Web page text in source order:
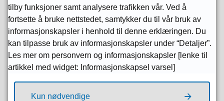
Kontaktkort
tilby funksjoner samt analysere trafikken vår. Ved å
fortsette å bruke nettstedet, samtykker du til vår bruk av
informasjonskapsler i henhold til denne erklæringen. Du
kan tilpasse bruk av informasjonskapsler under “Detaljer”.
Les mer om personvern og informasjonskapsler [lenke til
artikkel med widget: Informasjonskapsel varsel]
Kun nødvendige